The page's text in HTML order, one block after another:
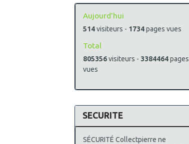
Aujourd'hui
514visiteurs - 1734pages vues
Total
805356visiteurs - 3384464pages
vues
SECURITE
SÉCURITÉ Collectpierre ne